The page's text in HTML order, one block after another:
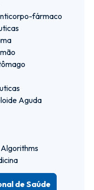
fármaco
Aguda
de Saúde
e Bem-Estar
de Saúde
Científica
Clínicos